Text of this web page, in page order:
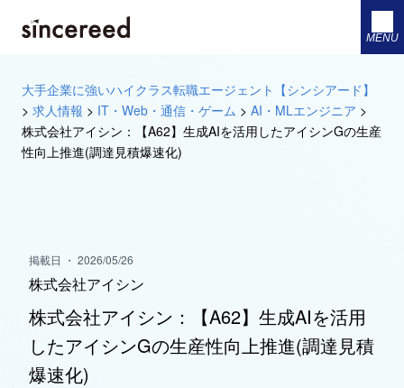
MENU
大手企業に強いハイクラス転職エージェント【シンシアード】
> 求人情報 > IT・Web・通信・ゲーム > AI・MLエンジニア >
株式会社アイシン：【A62】生成AIを活用したアイシンGの生産
性向上推進(調達見積爆速化)
掲載日 ・ 2026/05/26
株式会社アイシン
株式会社アイシン：【A62】生成AIを活用
したアイシンGの生産性向上推進(調達見積
爆速化)